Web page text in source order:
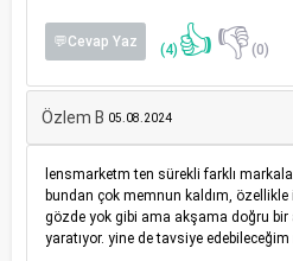
💬Cevap Yaz (4) 👍👎(0)
Özlem B 05.08.2024
lensmarketm ten sürekli farklı
bundan çok memnun kaldım,
gözde yok gibi ama akşama doğru bir
yaratıyor. yine de tavsiye